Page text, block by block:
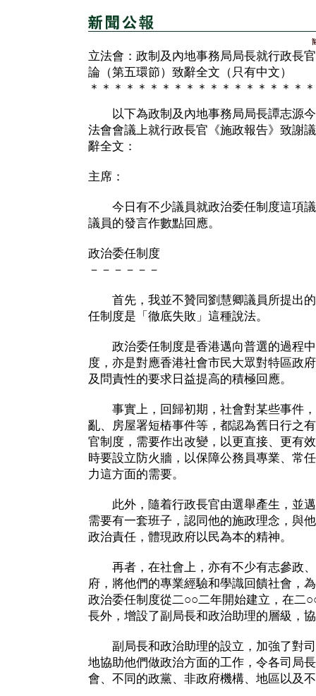
立法會：政制及內地事務局局長就行政長
論（第五環節）致辭全文（只有中文）
＊＊＊＊＊＊＊＊＊＊＊＊＊＊＊＊＊＊
以下為政制及內地事務局局長譚志源今
法會會議上就行政長官《施政報告》致謝
辭全文：
主席：
今日有不少議員就政治委任制度這項議
議員的發言作數點回應。
政治委任制度
－－－－－－
首先，我並不贊同劉慧卿議員所提出的
任制度是「徹底失敗」這種說法。
政治委任制度是香港邁向普選的過程中
度，亦是對應香港社會市民大眾對特區政
及問責性的要求日益提高的積極回應。
事實上，回歸初期，社會對某些事件，
亂、房屋署短樁事件等，都認為舊日行之
官制度，需要作出改變，以更直接、更有
時要設立防火牆，以保障公務員專業、常
力這方面的需要。
此外，隨着行政長官由選舉產生，並邁
需要有一套班子，認同他的施政理念，與
政治責任，體現政府以民為本的精神。
再者，在社會上，亦有不少有志參政、
府，將他們的專業經驗和學識回饋社會，
政治委任制度從二○○二年開始建立，在二
長外，增設了副局長和政治助理的層級，
副局長和政治助理的設立，加強了對司
地協助他們做政治方面的工作，令各司局
會、不同的政黨、非政府機構、地區以及